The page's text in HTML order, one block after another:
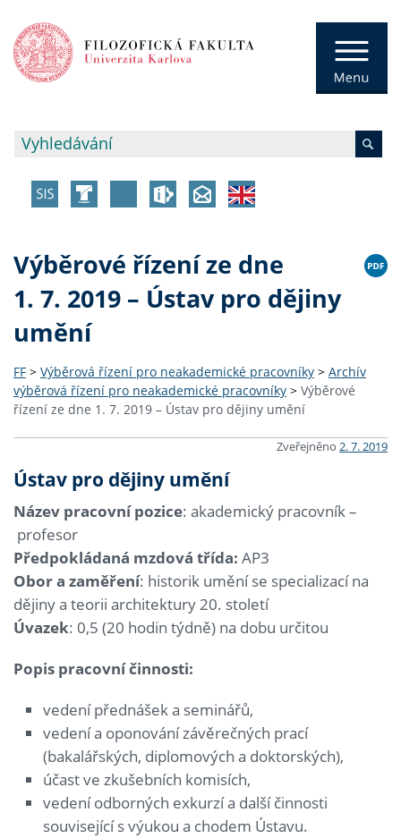
Výběrové řízení ze dne
1. 7. 2019 – Ústav pro dějiny
umění
FF > Výběrová řízení pro neakademické pracovníky > Archív
výběrová řízení pro neakademické pracovníky > Výběrové
řízení ze dne 1. 7. 2019 – Ústav pro dějiny umění
Zveřejněno 2. 7. 2019
Ústav pro dějiny umění
Název pracovní pozice: akademický pracovník –
profesor
Předpokládaná mzdová třída: AP3
Obor a zaměření: historik umění se specializací na
dějiny a teorii architektury 20. století
Úvazek: 0,5 (20 hodin týdně) na dobu určitou
Popis pracovní činnosti:
vedení přednášek a seminářů,
vedení a oponování závěrečných prací
(bakalářských, diplomových a doktorských),
účast ve zkušebních komisích,
vedení odborných exkurzí a další činnosti
související s výukou a chodem Ústavu.